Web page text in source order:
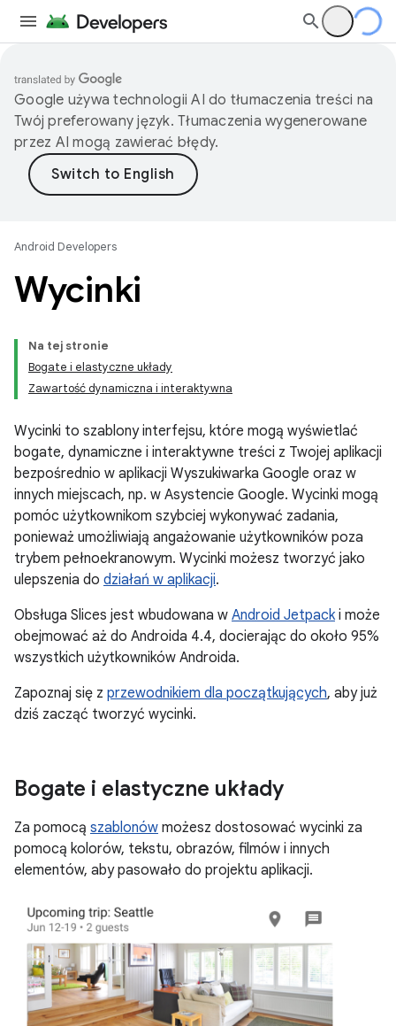
Google używa technologii AI do tłumaczenia treści na
Twój preferowany język. Tłumaczenia wygenerowane
przez AI mogą zawierać błędy.
Android Developers
Wycinki
Na tej stronie
Bogate i elastyczne układy
Zawartość dynamiczna i interaktywna
Wycinki to szablony interfejsu, które mogą wyświetlać
bogate, dynamiczne i interaktywne treści z Twojej aplikacji
bezpośrednio w aplikacji Wyszukiwarka Google oraz w
innych miejscach, np. w Asystencie Google. Wycinki mogą
pomóc użytkownikom szybciej wykonywać zadania,
ponieważ umożliwiają angażowanie użytkowników poza
trybem pełnoekranowym. Wycinki możesz tworzyć jako
ulepszenia do działań w aplikacji.
Obsługa Slices jest wbudowana w Android Jetpacki może
obejmować aż do Androida 4.4, docierając do około 95%
wszystkich użytkowników Androida.
Zapoznaj się z przewodnikiem dla początkujących, aby już
dziś zacząć tworzyć wycinki.
Bogate i elastyczne układy
Za pomocą szablonów możesz dostosować wycinki za
pomocą kolorów, tekstu, obrazów, filmów i innych
elementów, aby pasowało do projektu aplikacji.